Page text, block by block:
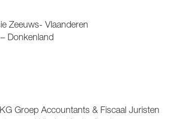
Zeeuws- Vlaanderen
Donkenland
Groep Accountants & Fiscaal Juristen